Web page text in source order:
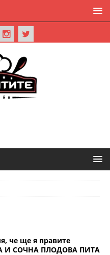
че ще я правите
И СОЧНА ПЛОДОВА ПИТА